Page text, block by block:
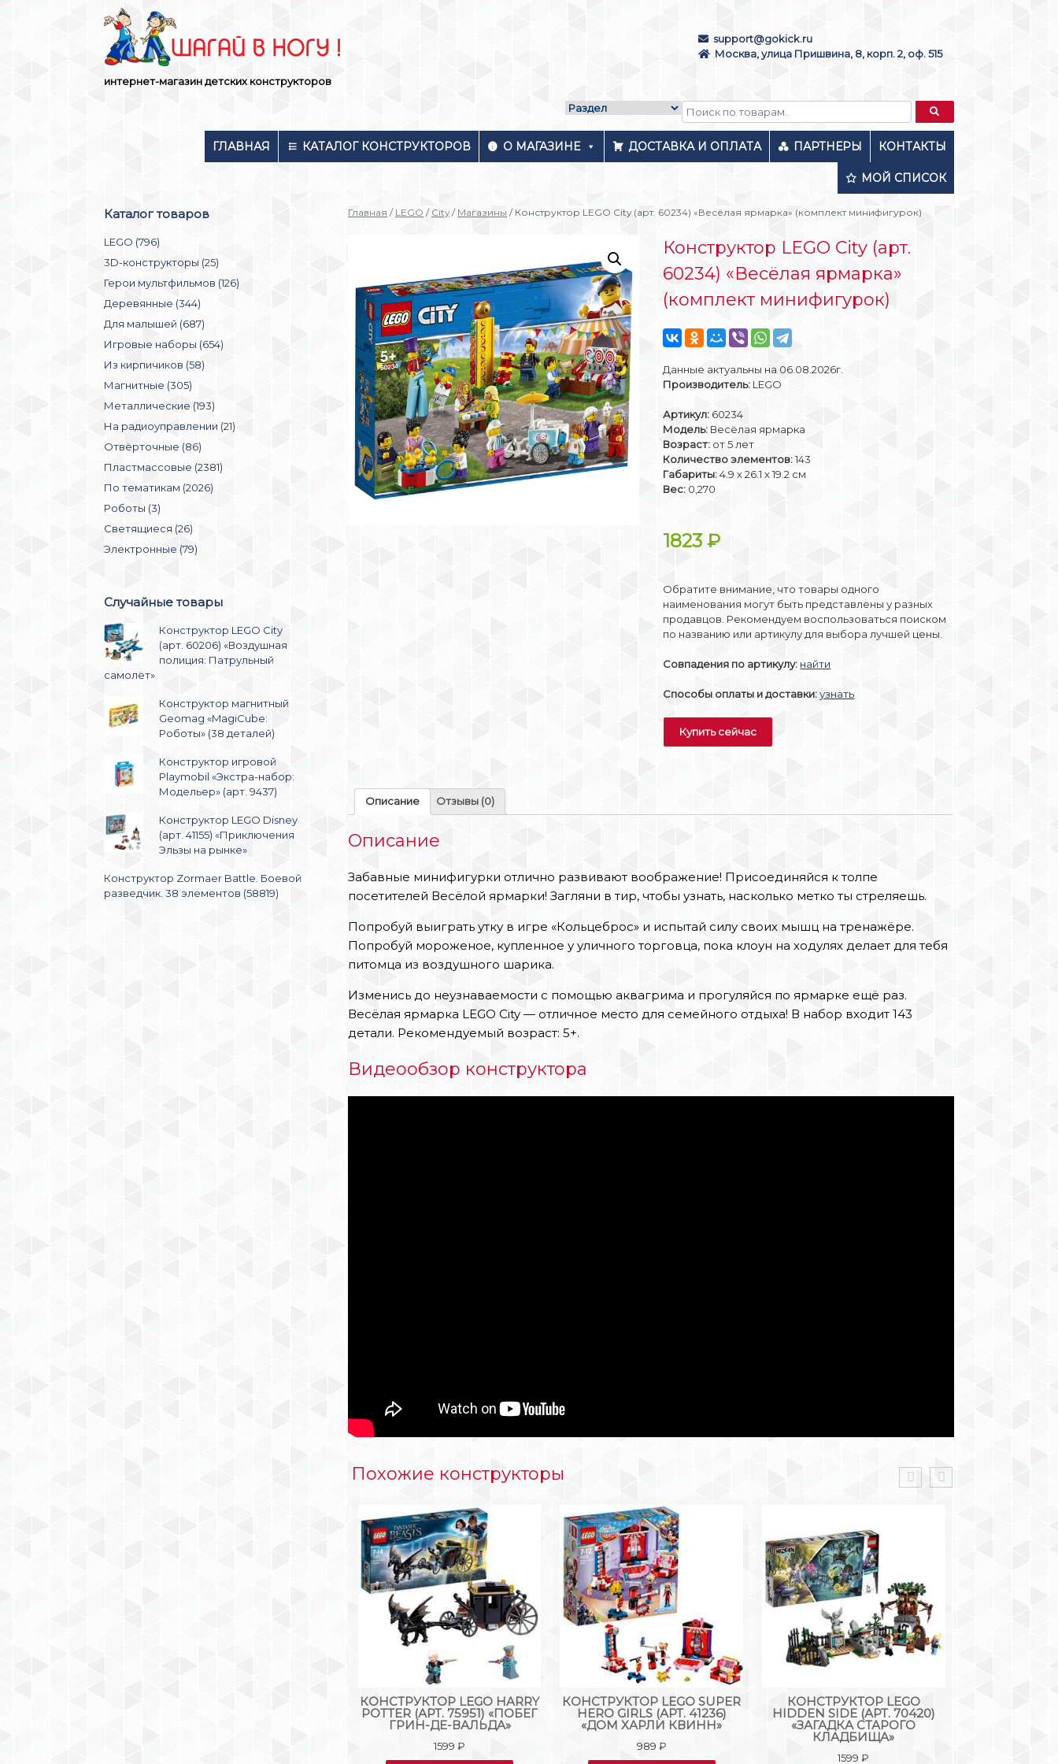
интернет-магазин детских конструкторов
support@gokick.ru
Москва, улица Пришвина, 8, корп. 2, оф. 515
ГЛАВНАЯ КАТАЛОГ КОНСТРУКТОРОВ О МАГАЗИНЕ ДОСТАВКА И ОПЛАТА ПАРТНЕРЫ КОНТАКТЫ
МОЙ СПИСОК
Главная / LEGO / City/ Магазины / Конструктор LEGO City (арт. 60234) «Весёлая ярмарка» (комплект минифигурок)
Конструктор LEGO City (арт.
60234) «Весёлая ярмарка»
(комплект минифигурок)
Данные актуальны на 06.08.2026г.
Производитель: LEGO
Артикул: 60234
Модель: Весёлая ярмарка
Возраст: от 5 лет
Количество элементов:143
Габариты:4.9 x 26.1 x 19.2 см
Вес: 0,270
1823₽
Обратите внимание, что товары одного
наименования могут быть представлены у разных
продавцов. Рекомендуем воспользоваться поиском
по названию или артикулу для выбора лучшей цены.
Совпадения по артикулу: найти
Способы оплаты и доставки: узнать
Купить сейчас
Описание Отзывы (0)
Описание
Забавные минифигурки отлично развивают воображение! Присоединяйся к толпе
посетителей Весёлой ярмарки! Загляни в тир, чтобы узнать, насколько метко ты стреляешь.
Попробуй выиграть утку в игре «Кольцеброс» и испытай силу своих мышц на тренажёре.
Попробуй мороженое, купленное у уличного торговца, пока клоун на ходулях делает для тебя
питомца из воздушного шарика.
Изменись до неузнаваемости с помощью аквагрима и прогуляйся по ярмарке ещё раз.
Весёлая ярмарка LEGO City — отличное место для семейного отдыха! В набор входит 143
детали. Рекомендуемый возраст: 5+.
Видеообзор конструктора
Похожие конструкторы
КОНСТРУКТОР LEGO HARRY
POTTER (АРТ. 75951) «ПОБЕГ
ГРИН-ДЕ-ВАЛЬДА»
1599₽
КОНСТРУКТОР LEGO SUPER
HERO GIRLS (АРТ. 41236)
«ДОМ ХАРЛИ КВИНН»
989 ₽
КОНСТРУКТОР LEGO
HIDDEN SIDE (АРТ. 70420)
«ЗАГАДКА СТАРОГО
КЛАДБИЩА»
1599₽
Каталог товаров
LEGO (796)
3D-конструкторы (25)
Герои мультфильмов (126)
Деревянные (344)
Для малышей (687)
Игровые наборы (654)
Из кирпичиков (58)
Магнитные (305)
Металлические (193)
На радиоуправлении (21)
Отвёрточные (86)
Пластмассовые (2381)
По тематикам (2026)
Роботы (3)
Светящиеся (26)
Электронные (79)
Случайные товары
Конструктор LEGO City
(арт. 60206) «Воздушная
полиция: Патрульный
самолёт»
Конструктор магнитный
Geomag «MagiCube:
Роботы» (38 деталей)
Конструктор игровой
Playmobil «Экстра-набор:
Модельер» (арт. 9437)
Конструктор LEGO Disney
(арт. 41155) «Приключения
Эльзы на рынке»
Конструктор Zormaer Battle. Боевой
разведчик. 38 элементов (58819)